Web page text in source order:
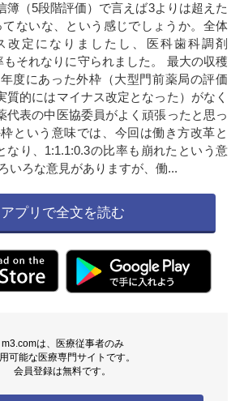
簿（5段階評価）で言えば3よりは超えた
ないな、という感じでしょうか。全体
改定になりましたし、医科歯科調剤
もそれなりに守られました。 最大の収穫
度にあった外枠（大型門前薬局の評価
質的にはマイナス改定となった）がなく
代表の中医協委員がよく頑張ったと思っ
という意味では、今回は働き方改革と
なり、1:1.1:0.3の比率も崩れたという意
いろな意見がありますが、働...
アプリで全文を読む
m3.comは、医療従事者のみ
可能な医療専門サイトです。
会員登録は無料です。